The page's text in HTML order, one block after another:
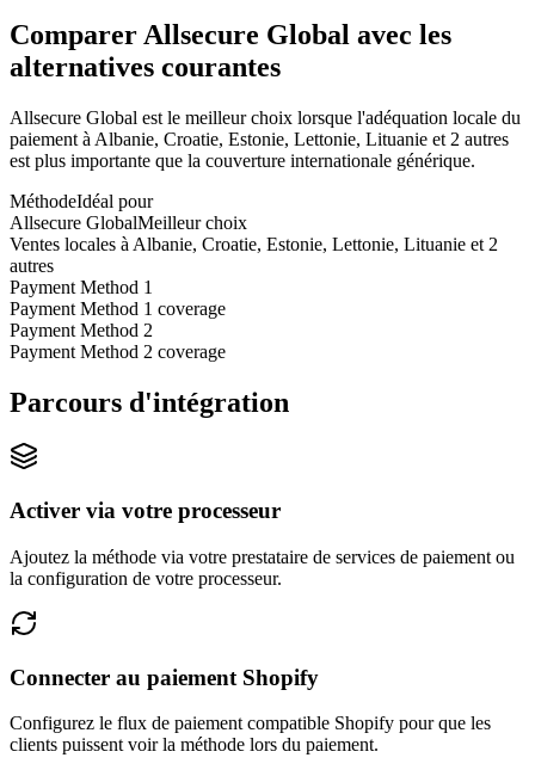
Comparer Allsecure Global avec les
alternatives courantes
Allsecure Global est le meilleur choix lorsque l'adéquation locale du
paiement à Albanie, Croatie, Estonie, Lettonie, Lituanie et 2 autres
est plus importante que la couverture internationale générique.
MéthodeIdéal pour
Allsecure GlobalMeilleur choix
Ventes locales à Albanie, Croatie, Estonie, Lettonie, Lituanie et 2
autres
Payment Method 1
Payment Method 1 coverage
Payment Method 2
Payment Method 2 coverage
Parcours d'intégration
Activer via votre processeur
Ajoutez la méthode via votre prestataire de services de paiement ou
la configuration de votre processeur.
Connecter au paiement Shopify
Configurez le flux de paiement compatible Shopify pour que les
clients puissent voir la méthode lors du paiement.